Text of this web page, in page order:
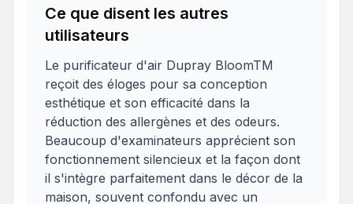
Ce que disent les autres
utilisateurs
Le purificateur d'air Dupray BloomTM
reçoit des éloges pour sa conception
esthétique et son efficacité dans la
réduction des allergènes et des odeurs.
Beaucoup d'examinateurs apprécient son
fonctionnement silencieux et la façon dont
il s'intègre parfaitement dans le décor de la
maison, souvent confondu avec un